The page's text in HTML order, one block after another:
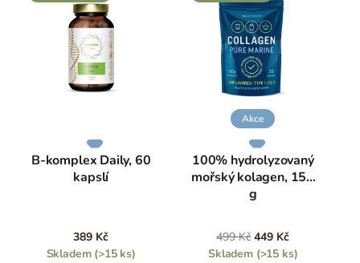
B-komplex Daily, 60
kapslí
389 Kč
Skladem (>15 ks)
Akce
100% hydrolyzovaný
mořský kolagen, 150
g
499 Kč 449 Kč
Skladem (>15 ks)